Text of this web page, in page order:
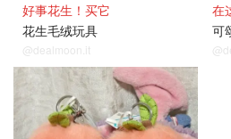
好事花生！买它
花生毛绒玩具
@dealmoon.it
在
可